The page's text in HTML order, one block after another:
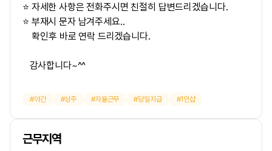
⭐ 자세한 사항은 전화주시면 친절히 답변드리겠습니다.
⭐ 부재시 문자 남겨주세요..
확인후 바로 연락 드리겠습니다.
감사합니다~^^
야간 상주 자율근무 당일지급 1인샵
근무지역